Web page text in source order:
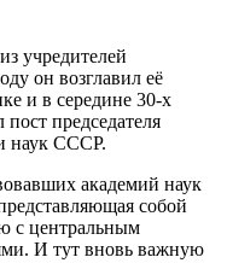
учредителей
он возглавил её
и в середине 30-х
председателя
наук СССР.
академий наук
собой
с центральным
И тут вновь важную